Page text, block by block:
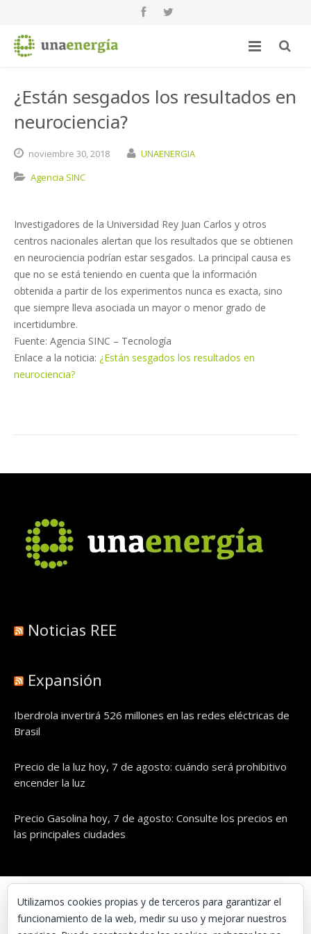
¿Están sesgados los resultados en
neurociencia?
noviembre 30,2018
UNAENERGIA
Agencia SINC
Investigadores de la Universidad Rey Juan Carlos y otros
centros nacionales alertan que los resultados que se obtienen
en neurociencia podrían estar sesgados. La principal causa es
que no se está teniendo en cuenta que la información
obtenida a partir de los experimentos nunca es exacta, sino
que siempre lleva asociada un mayor o menor grado de
incertidumbre.
Fuente: Agencia SINC – Tecnología
Enlace a la noticia: ¿Están sesgados los resultados en
neurociencia?
Noticias REE
Expansión
Iberdrola invertirá 526 millones en las redes eléctricas de
Brasil
Precio de la luz hoy, 7 de agosto: cuándo será prohibitivo
encender la luz
Precio Gasolina hoy, 7 de agosto: Consulte los precios en
las principales ciudades
© UNAENERGÍA, S.L.
Inicio
Utilizamos cookies propias y de terceros para garantizar el
funcionamiento de la web, medir su uso y mejorar nuestros